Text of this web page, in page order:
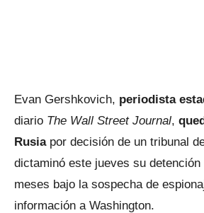
Evan Gershkovich, periodista
diario The Wall Street Journal,
Rusiapor decisión de un tribunal
dictaminó este jueves su
meses bajo la sospecha de
información a Washington.